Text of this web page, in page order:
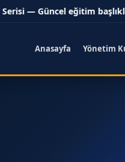
— Güncel eğitim başlıkları
Anasayfa Yönetim